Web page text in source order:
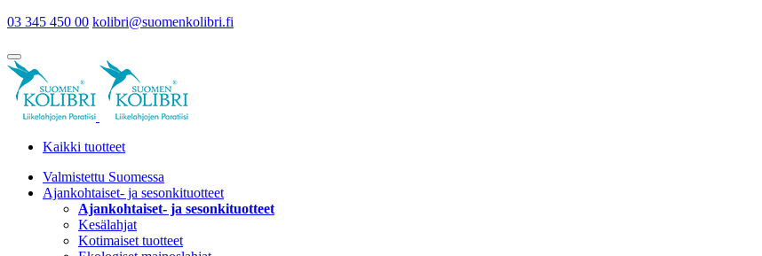
03 345 450 00 kolibri@suomenkolibri.fi
Kaikki tuotteet
Valmistettu Suomessa
Ajankohtaiset- ja sesonkituotteet
Ajankohtaiset- ja sesonkituotteet
Kesälahjat
Kotimaiset tuotteet